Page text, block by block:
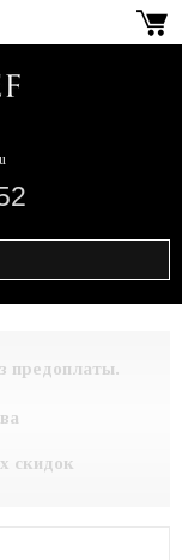
предоплаты.
скидок